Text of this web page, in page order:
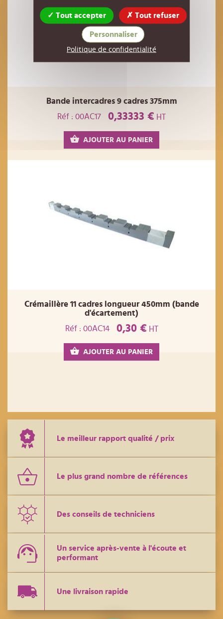
Bande intercadres 9 cadres 375mm
Réf : 00AC17
0,33333 € HT
AJOUTER AU PANIER
Crémaillère 11 cadres longueur 450mm (bande
d'écartement)
Réf : 00AC14
0,30 € HT
AJOUTER AU PANIER
Le meilleur rapport qualité / prix
Le plus grand nombre de références
Des conseils de techniciens
Un service après-vente à l'écoute et
performant
Une livraison rapide
Tout accepter Tout refuser
Personnaliser
Politique de confidentialité